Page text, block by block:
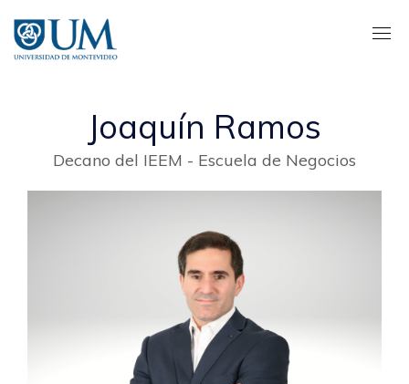
contenido
principal
Joaquín Ramos
Decano del IEEM - Escuela de Negocios